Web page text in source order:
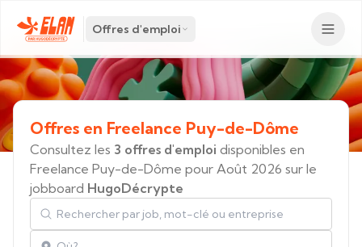
Offres d'emploi
Offres en Freelance Puy-de-Dôme
Consultez les 3 offres d'emploi disponibles en
Freelance Puy-de-Dôme pour Août 2026 sur le
jobboard HugoDécrypte
Rechercher par job, mot-clé ou entreprise
Localisation